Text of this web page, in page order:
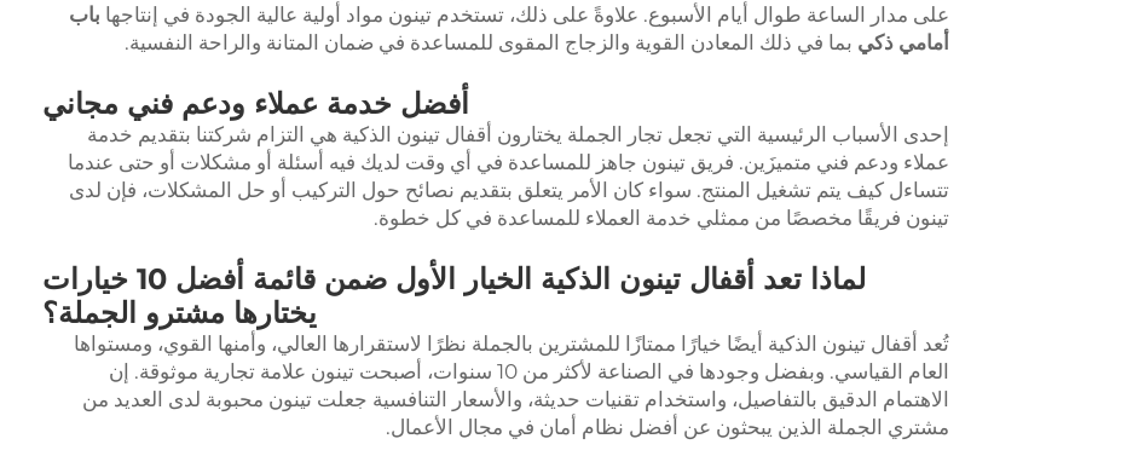
على مدار الساعة طوال أيام الأسبوع. علاوةً على ذلك، تستخدم تينون مواد أولية عالية الجودة في إنتاجها باب
أمامي ذكي بما في ذلك المعادن القوية والزجاج المقوى للمساعدة في ضمان المتانة والراحة النفسية.
أفضل خدمة عملاء ودعم فني مجاني
إحدى الأسباب الرئيسية التي تجعل تجار الجملة يختارون أقفال تينون الذكية هي التزام شركتنا بتقديم خدمة
عملاء ودعم فني متميزَين. فريق تينون جاهز للمساعدة في أي وقت لديك فيه أسئلة أو مشكلات أو حتى عندما
تتساءل كيف يتم تشغيل المنتج. سواء كان الأمر يتعلق بتقديم نصائح حول التركيب أو حل المشكلات، فإن لدى
تينون فريقًا مخصصًا من ممثلي خدمة العملاء للمساعدة في كل خطوة.
لماذا تعد أقفال تينون الذكية الخيار الأول ضمن قائمة أفضل 10 خيارات
يختارها مشترو الجملة؟
تُعد أقفال تينون الذكية أيضًا خيارًا ممتازًا للمشترين بالجملة نظرًا لاستقرارها العالي، وأمنها القوي، ومستواها
العام القياسي. وبفضل وجودها في الصناعة لأكثر من 10 سنوات، أصبحت تينون علامة تجارية موثوقة. إن
الاهتمام الدقيق بالتفاصيل، واستخدام تقنيات حديثة، والأسعار التنافسية جعلت تينون محبوبة لدى العديد من
مشتري الجملة الذين يبحثون عن أفضل نظام أمان في مجال الأعمال.